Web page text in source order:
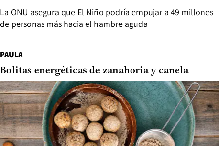
La ONU asegura que El Niño podría empujar a 49 millones
de personas más hacia el hambre aguda
PAULA
Bolitas energéticas de zanahoria y canela